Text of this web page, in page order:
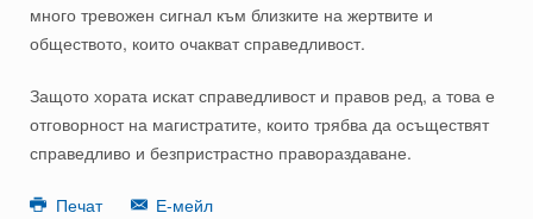
много тревожен сигнал към близките на жертвите и
обществото, които очакват справедливост.
Защото хората искат справедливост и правов ред, а това е
отговорност на магистратите, които трябва да осъществят
справедливо и безпристрастно правораздаване.
Печат Е-мейл